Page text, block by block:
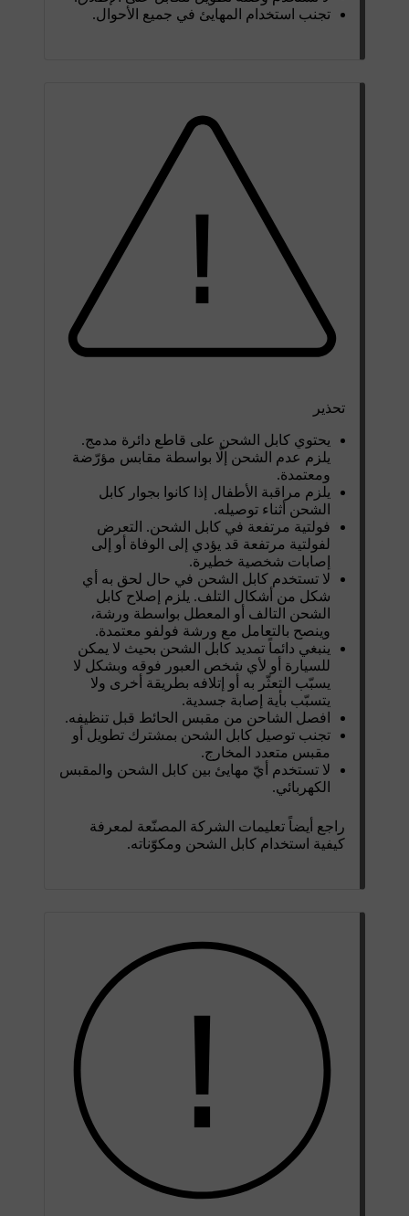
تجنب استخدام المهايئ في جميع الأحوال.
تحذير
يحتوي كابل الشحن على قاطع دائرة مدمج.
يلزم عدم الشحن إلّا بواسطة مقابس مؤرّضة
ومعتمدة.
يلزم مراقبة الأطفال إذا كانوا بجوار كابل
الشحن أثناء توصيله.
فولتية مرتفعة في كابل الشحن. التعرض
لفولتية مرتفعة قد يؤدي إلى الوفاة أو إلى
إصابات شخصية خطيرة.
لا تستخدم كابل الشحن في حال لحق به أي
شكل من أشكال التلف. يلزم إصلاح كابل
الشحن التالف أو المعطل بواسطة ورشة،
وينصح بالتعامل مع ورشة فولفو معتمدة.
ينبغي دائماً تمديد كابل الشحن بحيث لا يمكن
للسيارة أو لأي شخص العبور فوقه وبشكل لا
يسبّب التعثّر به أو إتلافه بطريقة أخرى ولا
يتسبّب بأية إصابة جسدية.
افصل الشاحن من مقبس الحائط قبل تنظيفه.
تجنب توصيل كابل الشحن بمشترك تطويل أو
مقبس متعدد المخارج.
لا تستخدم أيّ مهايئ بين كابل الشحن والمقبس
الكهربائي.
راجع أيضاً تعليمات الشركة المصنّعة لمعرفة
كيفية استخدام كابل الشحن ومكوّناته.